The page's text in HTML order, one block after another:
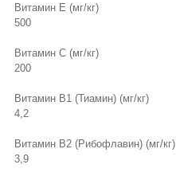
Витамин Е (мг/кг)
500
Витамин С (мг/кг)
200
Витамин В1 (Тиамин) (мг/кг)
4,2
Витамин В2 (Рибофлавин) (мг/кг)
3,9